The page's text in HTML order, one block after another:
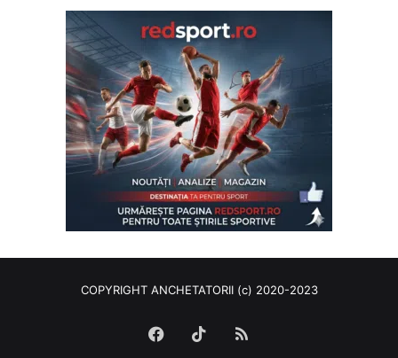
COPYRIGHT ANCHETATORII (c) 2020-2023
Facebook
TikTok